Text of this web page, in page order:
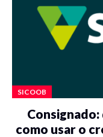
SICOOB
Consignado:
como usar o